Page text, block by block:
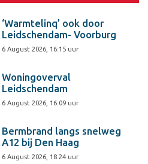
‘Warmtelinq’ ook door
Leidschendam- Voorburg
6 August 2026, 16:15 uur
Woningoverval
Leidschendam
6 August 2026, 16:09 uur
Bermbrand langs snelweg
A12 bij Den Haag
6 August 2026, 18:24 uur